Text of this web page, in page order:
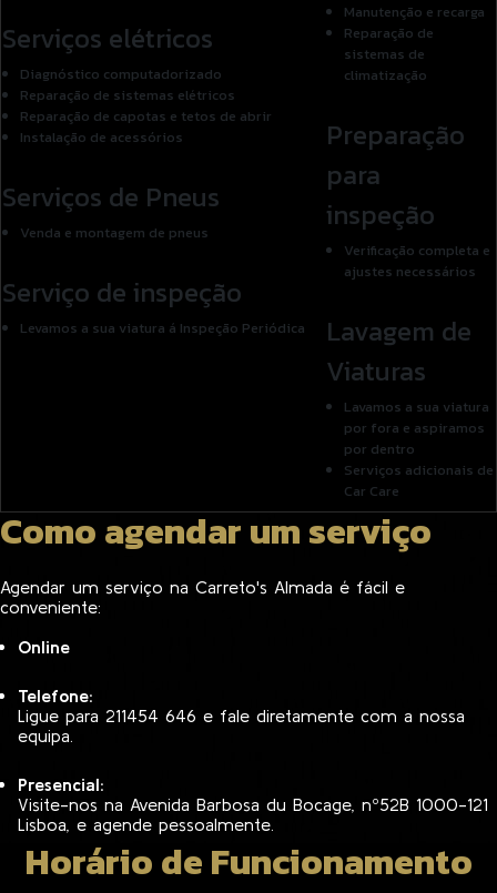
Serviços elétricos
Diagnóstico computadorizado
Reparação de sistemas elétricos
Reparação de capotas e tetos de abrir
Instalação de acessórios
Serviços de Pneus
Venda e montagem de pneus
Serviço de inspeção
Levamos a sua viatura á Inspeção Periódica
Manutenção e recarga
Reparação de
sistemas de
climatização
Preparação
para
inspeção
Verificação completa e
ajustes necessários
Lavagem de
Viaturas
Lavamos a sua viatura
por fora e aspiramos
por dentro
Serviços adicionais de
Car Care
Como agendar um serviço
Agendar um serviço na Carreto's Almada é fácil e
conveniente:
Online
Telefone:
Ligue para 211454 646 e fale diretamente com a nossa
equipa.
Presencial:
​Visite-nos na Avenida Barbosa du Bocage, nº52B 1000-121
Lisboa, e agende pessoalmente.
Horário de Funcionamento